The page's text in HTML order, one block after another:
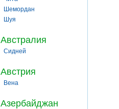
Шемордан
Шуя
Австралия
Сидней
Австрия
Вена
Азербайджан